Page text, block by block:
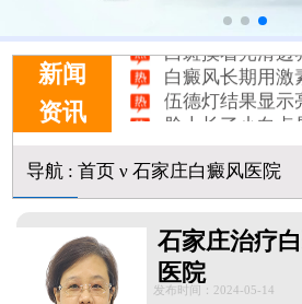
新闻
资讯
皮肤ct检测白
白癜风长期用激素
伍德灯结果显示亮白
脸上长了小白点
导航: 首页ν 石家庄白癜风医院
石家庄治疗
医院
发布时间：2024-05-14